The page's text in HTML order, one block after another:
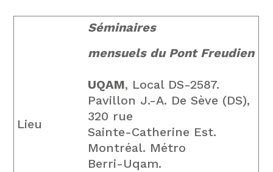
Séminaires
mensuels du Pont Freudien
Lieu
UQAM, Local DS-2587.
Pavillon J.-A. De Sève (DS),
320 rue
Sainte-Catherine Est.
Montréal. Métro
Berri-Uqam.